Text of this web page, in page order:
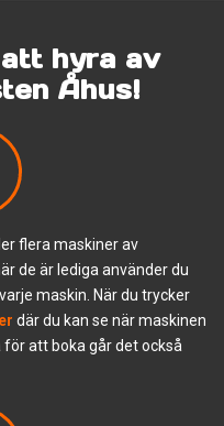
hyra av
Åhus!
flera maskiner av
de är lediga använder du
maskin. När du trycker
där du kan se när maskinen
för att boka går det också